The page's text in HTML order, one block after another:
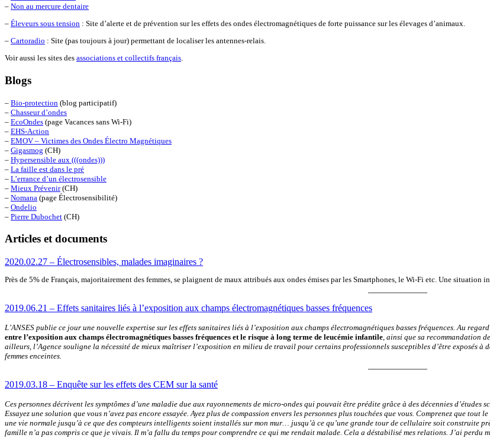
– Non au mercure dentaire
– Éleveurs sous tension : Site d’alerte et de prévention sur les effets des ondes électromagnétiques de forte puissance sur les élevages d’animaux.
– Cartoradio : Site (pas toujours à jour) permettant de localiser les antennes-relais.
Voir aussi les sites des associations et collectifs français.
Blogs
– Bio-protection (blog participatif)
– Chasseur d’ondes
– EcoOndes (page Vacances sans Wi-Fi)
– EHS-Action
– EMOV – Victimes des Ondes Électro Magnétiques
– Gigasmog (CH)
– Hypersensible aux (((ondes)))
– La faille est dans le pré
– L’errance d’un électrosensible
– Mieux Prévenir(CH)
– Nomana (page Électrosensibilité)
– Ondelio
– Pierre Dubochet (CH)
Articles et documents
2020.02.27 – Électrosensibles, malades imaginaires ?
Près de 5% de Français, majoritairement des femmes, se plaignent de maux attribués aux ondes émises par les Smartphones, le Wi-Fi etc. Une
2019.06.21 – Effets sanitaires liés à l’exposition aux champs électromagnétiques basses fréquences
L’ANSES publie ce jour une nouvelle expertise sur les effets sanitaires liés à l’exposition aux champs électromagnétiques basses fréquences. Au
entre l’exposition aux champs électromagnétiques basses fréquences et le risque à long terme de leucémie infantile, ainsi que sa recommandation
ailleurs, l’Agence souligne la nécessité de mieux maîtriser l’exposition en milieu de travail pour certains professionnels susceptibles d’être exposés
femmes enceintes.
2019.03.18 – Enquête sur les effets des CEM sur la santé
Ces personnes décrivent les symptômes d’une maladie due aux rayonnements de micro-ondes qui pouvait être prédite grâce à des décennies
Essayez une solution que vous n’avez pas encore essayée. Ayez plus de compassion envers les personnes plus touchées que vous. Comprenez que tout
une vie normale jusqu’à ce que des compteurs intelligents soient installés sur mon mur… jusqu’à ce qu’une grande tour de cellulaire soit construite
famille n’a pas compris ce que je vivais. Il m’a fallu du temps pour comprendre ce qui me rendait malade. Cela a déstabilisé mes relations. J’ai perdu